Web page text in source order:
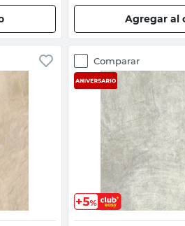
Agregar al
Comparar
Vista